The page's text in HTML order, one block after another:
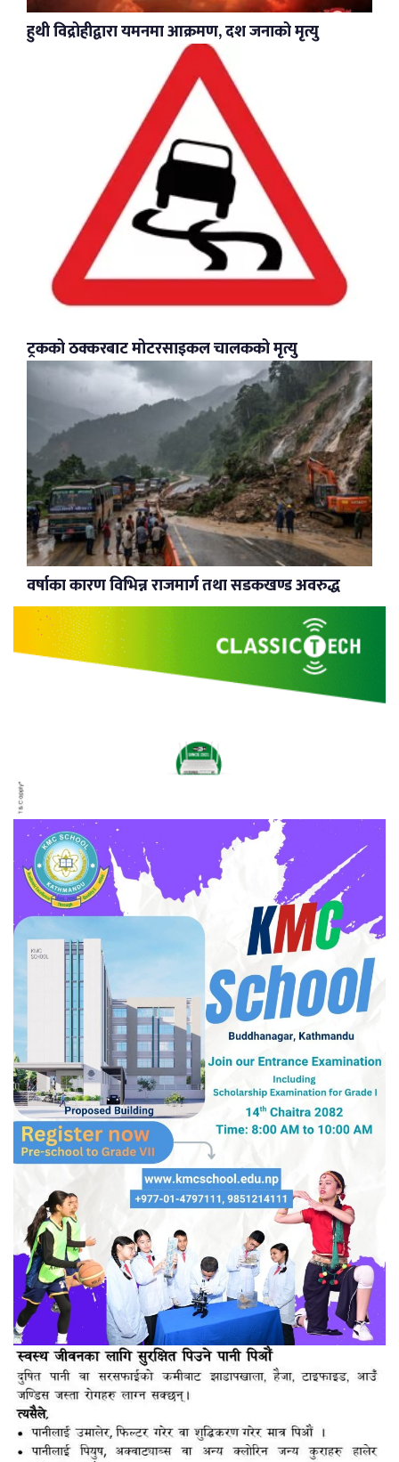
हुथी विद्रोहीद्वारा यमनमा आक्रमण, दश जनाको मृत्यु
ट्रकको ठक्करबाट मोटरसाइकल चालकको मृत्यु
वर्षाका कारण विभिन्न राजमार्ग तथा सडकखण्ड अवरुद्ध